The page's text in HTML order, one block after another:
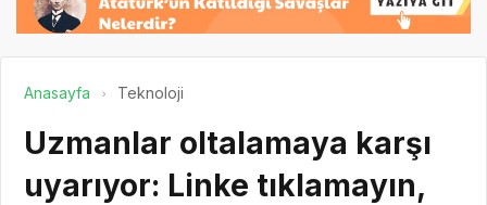
Anasayfa Teknoloji
Uzmanlar oltalamaya karşı
uyarıyor: Linke tıklamayın,